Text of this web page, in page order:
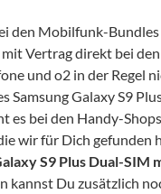
den Mobilfunk-Bundles
mit Vertrag direkt bei
und o2 in der Regel
Samsung Galaxy S9
es bei den Handy-
wir für Dich gefunden
S9 Plus Dual-SIM
kannst Du zusätzlich